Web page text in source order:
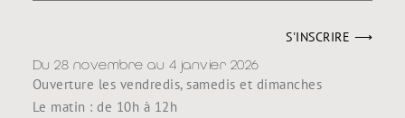
S'INSCRIRE ⟶
Du 28 novembre au 4 janvier 2026
Ouverture les vendredis, samedis et dimanches
Le matin : de 10h à 12h